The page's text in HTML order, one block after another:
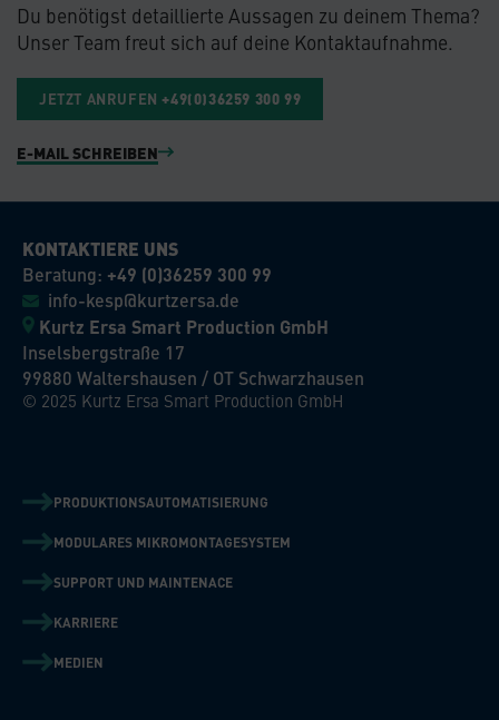
Du benötigst detaillierte Aussagen zu deinem Thema?
Unser Team freut sich auf deine Kontaktaufnahme.
JETZT ANRUFEN +49(0)36259 300 99
E-MAIL SCHREIBEN
KONTAKTIERE UNS
Beratung: +49 (0)36259 300 99
info-kesp@kurtzersa.de
Kurtz Ersa Smart Production GmbH
Inselsbergstraße 17
99880 Waltershausen / OT Schwarzhausen
© 2025 Kurtz Ersa Smart Production GmbH
PRODUKTIONSAUTOMATISIERUNG
MODULARES MIKROMONTAGESYSTEM
SUPPORT UND MAINTENACE
KARRIERE
MEDIEN